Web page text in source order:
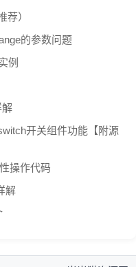
荐）
的参数问题
例
解
开关组件功能【附源
操作代码
解